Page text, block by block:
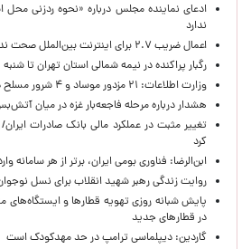
ادعای نماینده مجلس درباره «نحوه ردزنی
ندارد
اعمال ضریب ۲.۷ برای اینترنت بین‌الملل صحت ندارد
رگبار پراکنده در نیمه شمالی استان تهران تا شنبه
وزارت اطلاعات: ۲۱ مزدور موساد و ۴ شرور مسلح در کرمان بازداشت شدند
هشدار درباره مرحله فاجعه‌بار غزه در میان
کرد
ابن‌الرضا: فناوری بومی ایران، برتر از هر سامانه
روایت زندگی رهبر شهید انقلاب برای نسل
پایش شبانه روزی تهویه قطارها و
در قطارهای جدید
گاردین: دیپلماسی ترامپ در حد مهدکودک است